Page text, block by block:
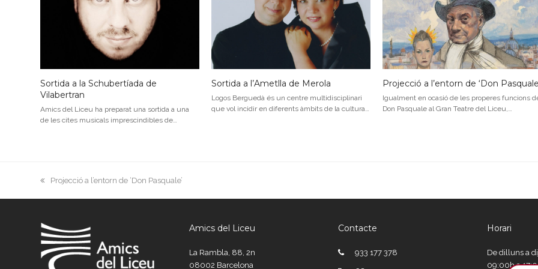
Sortida a la Schubertíada de
Vilabertran
Amics del Liceu ha preparat una sortida a una
de les cites musicals imprescindibles de…
Sortida a l’Ametlla de Merola
Logos Berguedà és un centre multidisciplinari
que vol incidir en diferents àmbits de la cultura…
Projecció a l’entorn de ‘Don
Igualment en ocasió de les properes funcions
Don Pasquale al Gran Teatre del Liceu,…
previous
Projecció a l’entorn de ‘Don Pasquale’
Amics del Liceu
La Rambla, 88, 2n
08002 Barcelona
Contacte
933 177 378
Horari
De dilluns a
09:00h a